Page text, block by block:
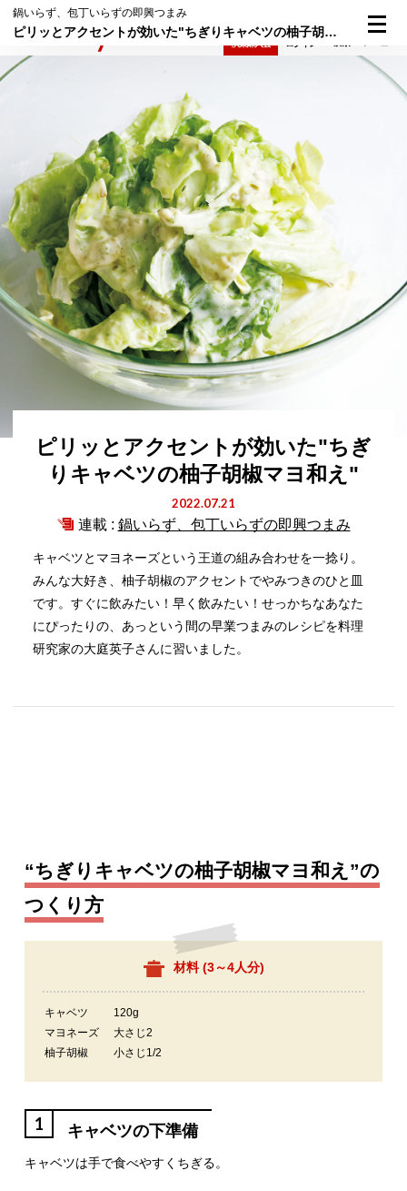
鍋いらず、包丁いらずの即興つまみ
ピリッとアクセントが効いた"ちぎりキャベツの柚子胡椒マヨ和え"
ピリッとアクセントが効いた"ちぎ
りキャベツの柚子胡椒マヨ和え"
2022.07.21
連載 : 鍋いらず、包丁いらずの即興つまみ
キャベツとマヨネーズという王道の組み合わせを一捻り。
みんな大好き、柚子胡椒のアクセントでやみつきのひと皿
です。すぐに飲みたい！早く飲みたい！せっかちなあなた
にぴったりの、あっという間の早業つまみのレシピを料理
研究家の大庭英子さんに習いました。
“ちぎりキャベツの柚子胡椒マヨ和え”の
つくり方
材料 (3～4人分)
キャベツ
120g
マヨネーズ
大さじ2
柚子胡椒
小さじ1/2
1 キャベツの下準備
キャベツは手で食べやすくちぎる。